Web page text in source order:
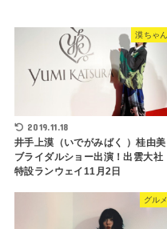
漠ちゃん
2019.11.18
井手上漠（いでがみばく ）桂由美
ブライダルショー出演！出雲大社
特設ランウェイ11月2日
グルメ